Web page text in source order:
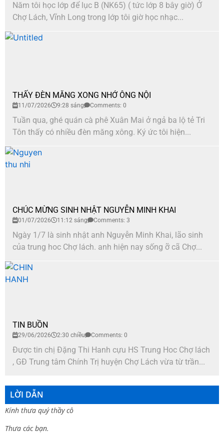
Năm tôi học lớp để lục B (NK65) ( tức lớp 8 bây giờ) Ở
Chợ Lách, Vĩnh Long trong lớp tôi giờ học nhạc...
THẤY ĐÈN MĂNG XONG NHỚ ÔNG NỘI
11/07/2026 9:28 sáng Comments: 0
Tuần qua, ghé quán cà phê Xuân Mai ở ngả ba lộ tẻ Tri
Tôn thấy có nhiều đèn măng xông. Ký ức tôi hiện...
CHÚC MỪNG SINH NHẬT NGUYỄN MINH KHAI
01/07/2026 11:12 sáng Comments: 3
Ngày 1/7 là sinh nhật anh Nguyễn Minh Khai, lão sinh
của trung hoc Chợ lách. anh hiện nay sống ỡ cã Chợ...
TIN BUỒN
29/06/2026 2:30 chiều Comments: 0
Được tin chị Đặng Thi Hanh cựu HS Trung Hoc Chợ lách
, GĐ Trung tâm Chính Trị huyện Chợ Lách vừa từ trần...
LỜI DẪN
Kính thưa quý thầy cô
Thưa các bạn.